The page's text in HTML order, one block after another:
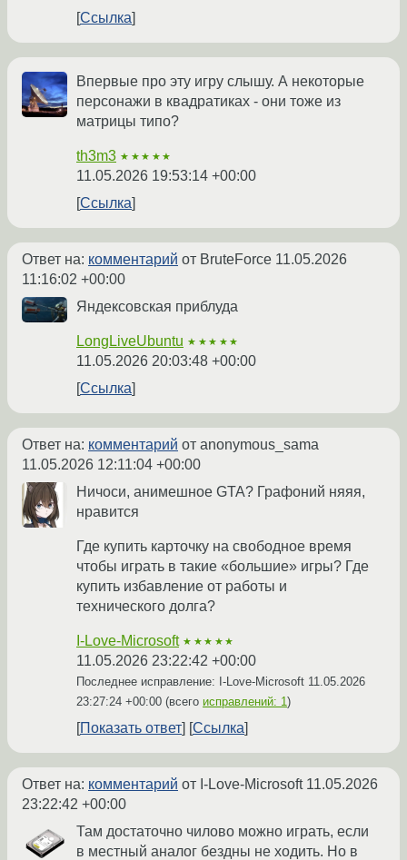
Ссылка
Впервые про эту игру слышу. А некоторые
персонажи в квадратиках - они тоже из
матрицы типо?
th3m3 ★★★★★
11.05.2026 19:53:14 +00:00
Ссылка
Ответ на: комментарий от BruteForce 11.05.2026
11:16:02 +00:00
Яндексовская приблуда
LongLiveUbuntu ★★★★★
11.05.2026 20:03:48 +00:00
Ссылка
Ответ на: комментарий от anonymous_sama
11.05.2026 12:11:04 +00:00
Ничоси, анимешное GTA? Графоний няяя,
нравится
Где купить карточку на свободное время
чтобы играть в такие «большие» игры? Где
купить избавление от работы и
технического долга?
I-Love-Microsoft ★★★★★
11.05.2026 23:22:42 +00:00
Последнее исправление: I-Love-Microsoft 11.05.2026
23:27:24 +00:00 (всего исправлений: 1 )
Показать ответ Ссылка
Ответ на: комментарий от I-Love-Microsoft 11.05.2026
23:22:42 +00:00
Там достаточно чилово можно играть, если
в местный аналог бездны не ходить. Но в